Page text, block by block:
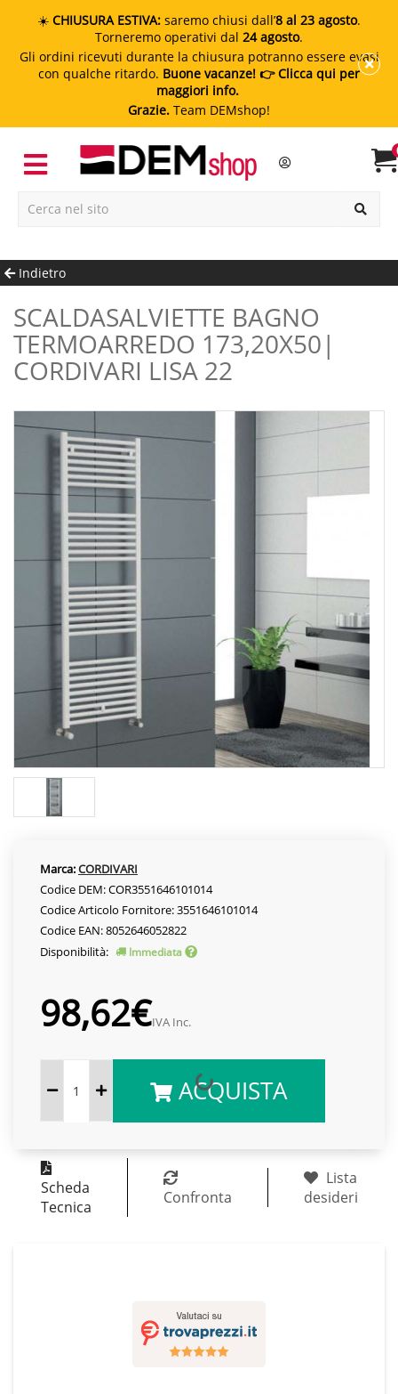
☀️ CHIUSURA ESTIVA: saremo chiusi dall’8 al 23 agosto.
Torneremo operativi dal 24 agosto.
Gli ordini ricevuti durante la chiusura potranno essere evasi
con qualche ritardo. Buone vacanze! 👉 Clicca qui per
maggiori info.
Grazie. Team DEMshop!
Indietro
SCALDASALVIETTE BAGNO
TERMOARREDO 173,20X50|
CORDIVARI LISA 22
Marca:CORDIVARI
Codice DEM: COR3551646101014
Codice Articolo Fornitore: 3551646101014
Codice EAN: 8052646052822
Disponibilità:
Immediata
98,62€IVA Inc.
ACQUISTA
Scheda
Tecnica
Confronta
Lista
desideri